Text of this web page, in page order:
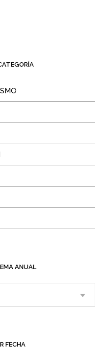
ANUAL
FECHA